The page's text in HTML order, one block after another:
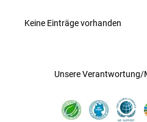
Keine Einträge vorhanden
Unsere